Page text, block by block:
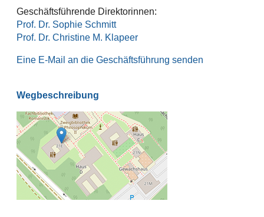
Geschäftsführende Direktorinnen:
Prof. Dr. Sophie Schmitt
Prof. Dr. Christine M. Klapeer
Eine E-Mail an die Geschäftsführung senden
Wegbeschreibung